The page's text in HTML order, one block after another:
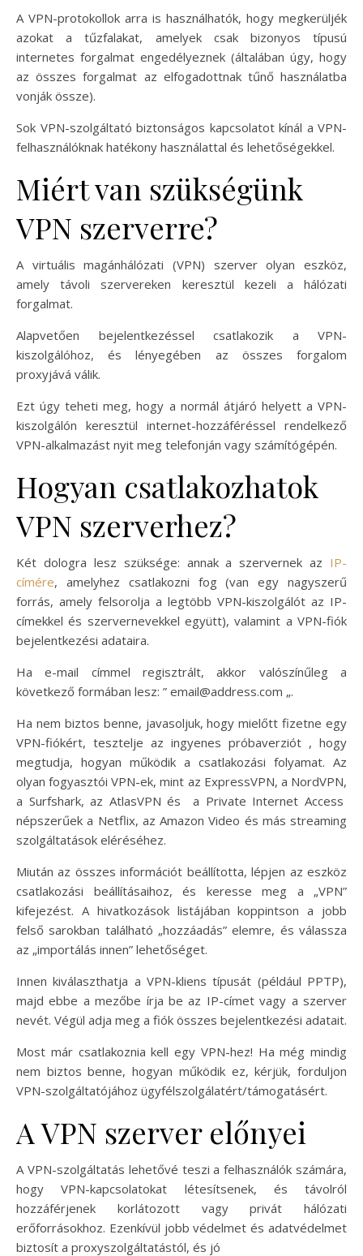
A VPN-protokollok arra is használhatók, hogy megkerüljék
azokat a tűzfalakat, amelyek csak bizonyos típusú
internetes forgalmat engedélyeznek (általában úgy, hogy
az összes forgalmat az elfogadottnak tűnő használatba
vonják össze).
Sok VPN-szolgáltató biztonságos kapcsolatot kínál a VPN-
felhasználóknak hatékony használattal és lehetőségekkel.
Miért van szükségünk
VPN szerverre?
A virtuális magánhálózati (VPN) szerver olyan eszköz,
amely távoli szervereken keresztül kezeli a hálózati
forgalmat.
Alapvetően bejelentkezéssel csatlakozik a VPN-
kiszolgálóhoz, és lényegében az összes forgalom
proxyjává válik.
Ezt úgy teheti meg, hogy a normál átjáró helyett a VPN-
kiszolgálón keresztül internet-hozzáféréssel rendelkező
VPN-alkalmazást nyit meg telefonján vagy számítógépén.
Hogyan csatlakozhatok
VPN szerverhez?
Két dologra lesz szüksége: annak a szervernek az IP-
címére, amelyhez csatlakozni fog (van egy nagyszerű
forrás, amely felsorolja a legtöbb VPN-kiszolgálót az IP-
címekkel és szervernevekkel együtt), valamint a VPN-fiók
bejelentkezési adataira.
Ha e-mail címmel regisztrált, akkor valószínűleg a
következő formában lesz: ” email@address.com „.
Ha nem biztos benne, javasoljuk, hogy mielőtt fizetne egy
VPN-fiókért, tesztelje az ingyenes próbaverziót , hogy
megtudja, hogyan működik a csatlakozási folyamat. Az
olyan fogyasztói VPN-ek, mint az ExpressVPN, a NordVPN,
a Surfshark, az AtlasVPN és a Private Internet Access
népszerűek a Netflix, az Amazon Video és más streaming
szolgáltatások eléréséhez.
Miután az összes információt beállította, lépjen az eszköz
csatlakozási beállításaihoz, és keresse meg a „VPN”
kifejezést. A hivatkozások listájában koppintson a jobb
felső sarokban található „hozzáadás” elemre, és válassza
az „importálás innen” lehetőséget.
Innen kiválaszthatja a VPN-kliens típusát (például PPTP),
majd ebbe a mezőbe írja be az IP-címet vagy a szerver
nevét. Végül adja meg a fiók összes bejelentkezési adatait.
Most már csatlakoznia kell egy VPN-hez! Ha még mindig
nem biztos benne, hogyan működik ez, kérjük, forduljon
VPN-szolgáltatójához ügyfélszolgálatért/támogatásért.
A VPN szerver előnyei
A VPN-szolgáltatás lehetővé teszi a felhasználók számára,
hogy VPN-kapcsolatokat létesítsenek, és távolról
hozzáférjenek korlátozott vagy privát hálózati
erőforrásokhoz. Ezenkívül jobb védelmet és adatvédelmet
biztosít a proxyszolgáltatástól, és jó